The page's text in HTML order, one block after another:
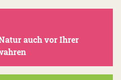
auch vor Ihrer